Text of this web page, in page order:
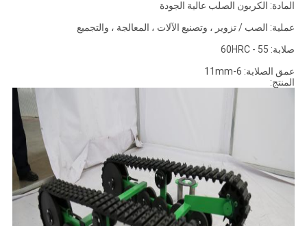
المادة: الكربون الصلب عالية الجودة
عملية: الصب / تزوير ، وتصنيع الآلات ، المعالجة ، والتجميع
صلابة: 55 - 60HRC
عمق الصلابة: 6-11mm
المنتج: